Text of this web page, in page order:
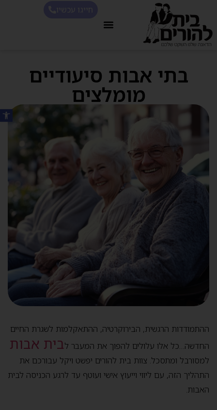
פתח
בתי אבות סיעודיים
מומלצים
ההתמודדות הרגשית, הבירוקרטיה, ההתאקלמות לשגרת החיים
החדשה…כל אלו עלולים להפוך את המעבר לבית אבות
למסורבל ומתסכל. צוות בית להורים יפשט ויקל עבורכם את
התהליך הזה, עם ליווי וייעוץ אישי ועוטף עד לרגע הכניסה לבית
האבות.